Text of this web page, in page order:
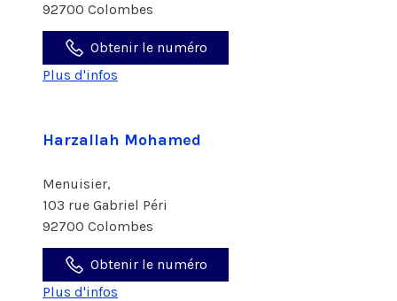
92700 Colombes
Obtenir le numéro
Plus d'infos
Harzallah Mohamed
Menuisier,
103 rue Gabriel Péri
92700 Colombes
Obtenir le numéro
Plus d'infos